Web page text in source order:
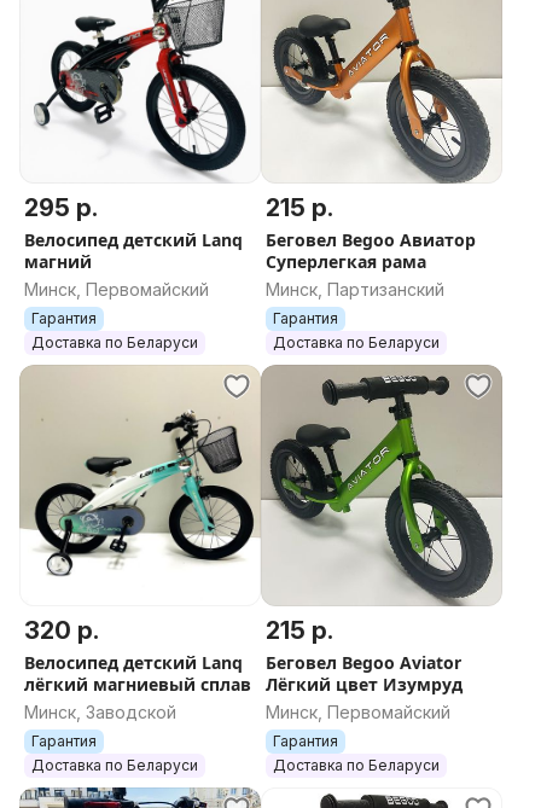
295 р.
Велосипед детский Lanq
магний
Минск, Первомайский
Гарантия
Доставка по Беларуси
215 р.
Беговел Begoo Авиатор
Суперлегкая рама
Минск, Партизанский
Гарантия
Доставка по Беларуси
320 р.
Велосипед детский Lanq
лёгкий магниевый сплав
Минск, Заводской
Гарантия
Доставка по Беларуси
215 р.
Беговел Begoo Aviator
Лёгкий цвет Изумруд
Минск, Первомайский
Гарантия
Доставка по Беларуси